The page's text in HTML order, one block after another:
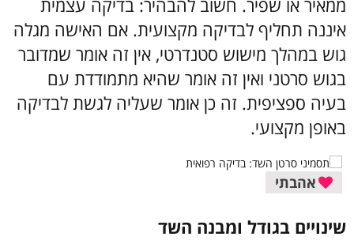
ממאיר או שפיר. חשוב להבהיר: בדיקה עצמית
איננה תחליף לבדיקה מקצועית. אם האישה מגלה
גוש במהלך מישוש סטנדרטי, אין זה אומר שמדובר
בגוש סרטני ואין זה אומר שהיא מתמודדת עם
בעיה ספציפית. זה כן אומר שעליה לגשת לבדיקה
באופן מקצועי.
אהבתי
שינויים בגודל ומבנה השד